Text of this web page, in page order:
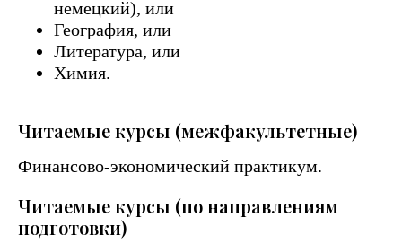
немецкий), или
География, или
Литература, или
Химия.
Читаемые курсы (межфакультетные)
Финансово-экономический практикум.
Читаемые курсы (по направлениям
подготовки)